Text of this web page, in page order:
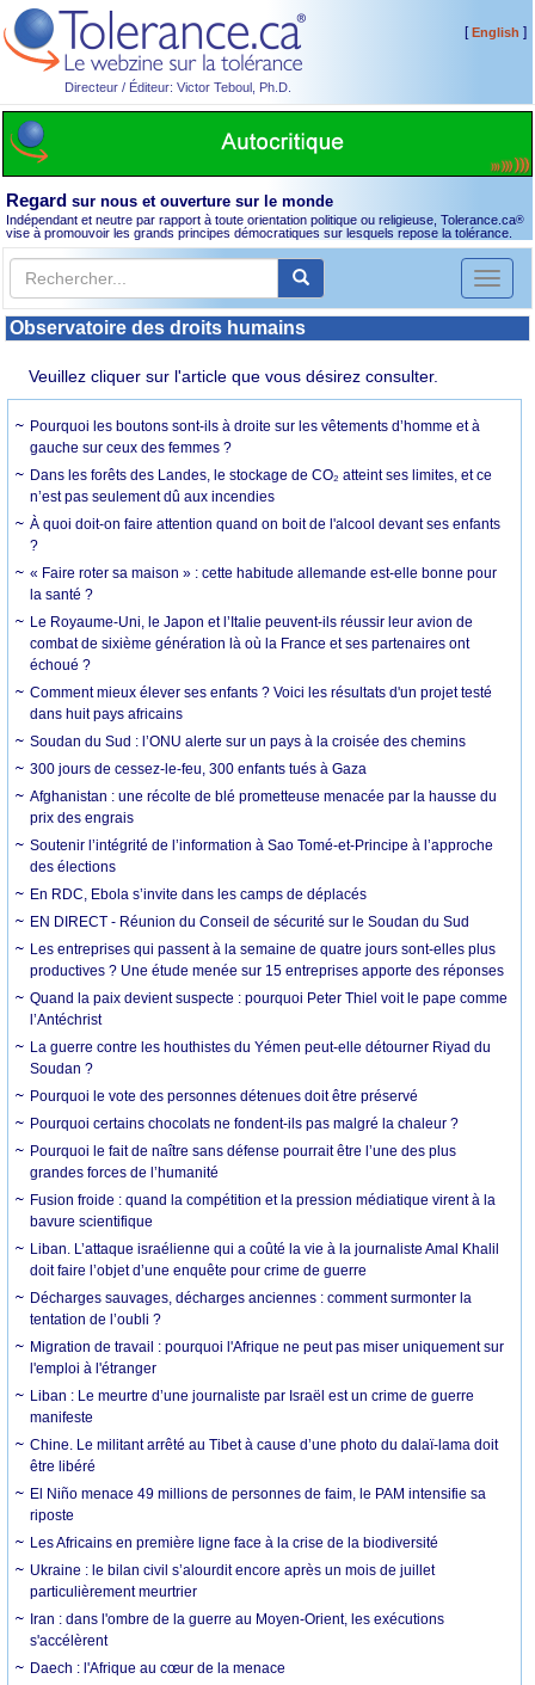
Directeur / Éditeur: Victor Teboul, Ph.D.
[English ]
Regard sur nous et ouverture sur le monde
Indépendant et neutre par rapport à toute orientation politique ou religieuse, Tolerance.ca®
vise à promouvoir les grands principes démocratiques sur lesquels repose la tolérance.
Toggle
Observatoire des droits humains
Veuillez cliquer sur l'article que vous désirez consulter.
Pourquoi les boutons sont-ils à droite sur les vêtements d’homme et à
gauche sur ceux des femmes ?
Dans les forêts des Landes, le stockage de CO₂ atteint ses limites, et ce
n’est pas seulement dû aux incendies
À quoi doit-on faire attention quand on boit de l'alcool devant ses enfants
?
« Faire roter sa maison » : cette habitude allemande est-elle bonne pour
la santé ?
Le Royaume-Uni, le Japon et l’Italie peuvent-ils réussir leur avion de
combat de sixième génération là où la France et ses partenaires ont
échoué ?
Comment mieux élever ses enfants ? Voici les résultats d'un projet testé
dans huit pays africains
Soudan du Sud : l’ONU alerte sur un pays à la croisée des chemins
300 jours de cessez-le-feu, 300 enfants tués à Gaza
Afghanistan : une récolte de blé prometteuse menacée par la hausse du
prix des engrais
Soutenir l’intégrité de l’information à Sao Tomé-et-Principe à l’approche
des élections
En RDC, Ebola s’invite dans les camps de déplacés
EN DIRECT - Réunion du Conseil de sécurité sur le Soudan du Sud
Les entreprises qui passent à la semaine de quatre jours sont-elles plus
productives ? Une étude menée sur 15 entreprises apporte des réponses
Quand la paix devient suspecte : pourquoi Peter Thiel voit le pape comme
l’Antéchrist
La guerre contre les houthistes du Yémen peut-elle détourner Riyad du
Soudan ?
Pourquoi le vote des personnes détenues doit être préservé
Pourquoi certains chocolats ne fondent-ils pas malgré la chaleur ?
Pourquoi le fait de naître sans défense pourrait être l’une des plus
grandes forces de l’humanité
Fusion froide : quand la compétition et la pression médiatique virent à la
bavure scientifique
Liban. L’attaque israélienne qui a coûté la vie à la journaliste Amal Khalil
doit faire l’objet d’une enquête pour crime de guerre
Décharges sauvages, décharges anciennes : comment surmonter la
tentation de l’oubli ?
Migration de travail : pourquoi l'Afrique ne peut pas miser uniquement sur
l'emploi à l'étranger
Liban : Le meurtre d’une journaliste par Israël est un crime de guerre
manifeste
Chine. Le militant arrêté au Tibet à cause d’une photo du dalaï-lama doit
être libéré
El Niño menace 49 millions de personnes de faim, le PAM intensifie sa
riposte
Les Africains en première ligne face à la crise de la biodiversité
Ukraine : le bilan civil s’alourdit encore après un mois de juillet
particulièrement meurtrier
Iran : dans l'ombre de la guerre au Moyen-Orient, les exécutions
s'accélèrent
Daech : l'Afrique au cœur de la menace